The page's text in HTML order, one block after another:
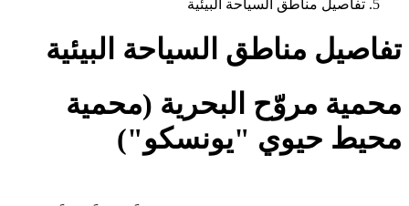
تفاصيل مناطق السياحة البيئية
تفاصيل مناطق السياحة البيئية
محمية مروّح البحرية (محمية
محيط حيوي "يونسكو")